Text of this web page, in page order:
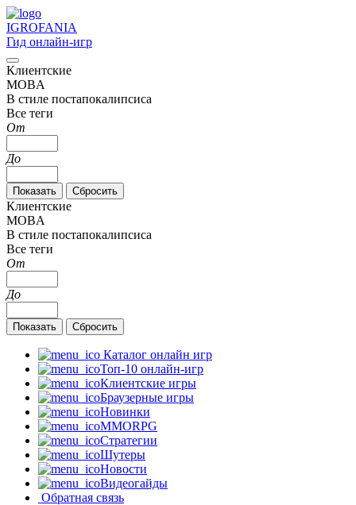
IGROFANIA
Гид онлайн-игр
Клиентские
MOBA
В стиле постапокалипсиса
Все теги
От
До
Клиентские
MOBA
В стиле постапокалипсиса
Все теги
От
До
Каталог онлайн игр
Топ-10 онлайн-игр
Клиентские игры
Браузерные игры
Новинки
MMORPG
Стратегии
Шутеры
Новости
Видеогайды
Обратная связь